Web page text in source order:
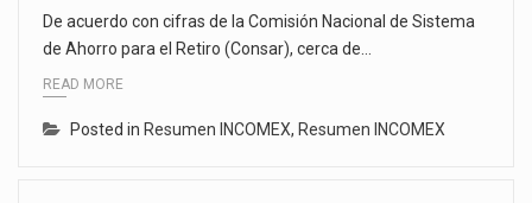
De acuerdo con cifras de la Comisión Nacional de Sistema
de Ahorro para el Retiro (Consar), cerca de…
READ MORE
Posted in Resumen INCOMEX, Resumen INCOMEX